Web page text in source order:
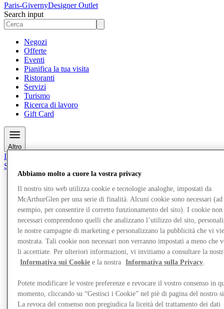
Paris-GivernyDesigner Outlet
Search input
Negozi
Offerte
Eventi
Pianifica la tua visita
Ristoranti
Servizi
Turismo
Ricerca di lavoro
Gift Card
Altro
Il Club
Salvata
it
Negozi
Offerte
Eventi
Pianifica la tua visita
Ristoranti
Turismo
Ricerca di lavoro
Gift Card
Altro
Abbiamo molto a cuore la vostra privacy
Il nostro sito web utilizza cookie e tecnologie analoghe, impostati da
McArthurGlen per una serie di finalità. Alcuni cookie sono necessari (ad
esempio, per consentire il corretto funzionamento del sito). I cookie non
necessari comprendono quelli che analizzano l’utilizzo del sito,
le nostre campagne di marketing e personalizzano la pubblicità che vi
mostrata. Tali cookie non necessari non verranno impostati a meno che
li accettiate. Per ulteriori informazioni, vi invitiamo a consultare la
Informativa sui Cookie e la nostra Informativa sulla Privacy.
Potete modificare le vostre preferenze e revocare il vostro consenso in
momento, cliccando su “Gestisci i Cookie” nel piè di pagina del nostro
La revoca del consenso non pregiudica la liceità del trattamento dei dati